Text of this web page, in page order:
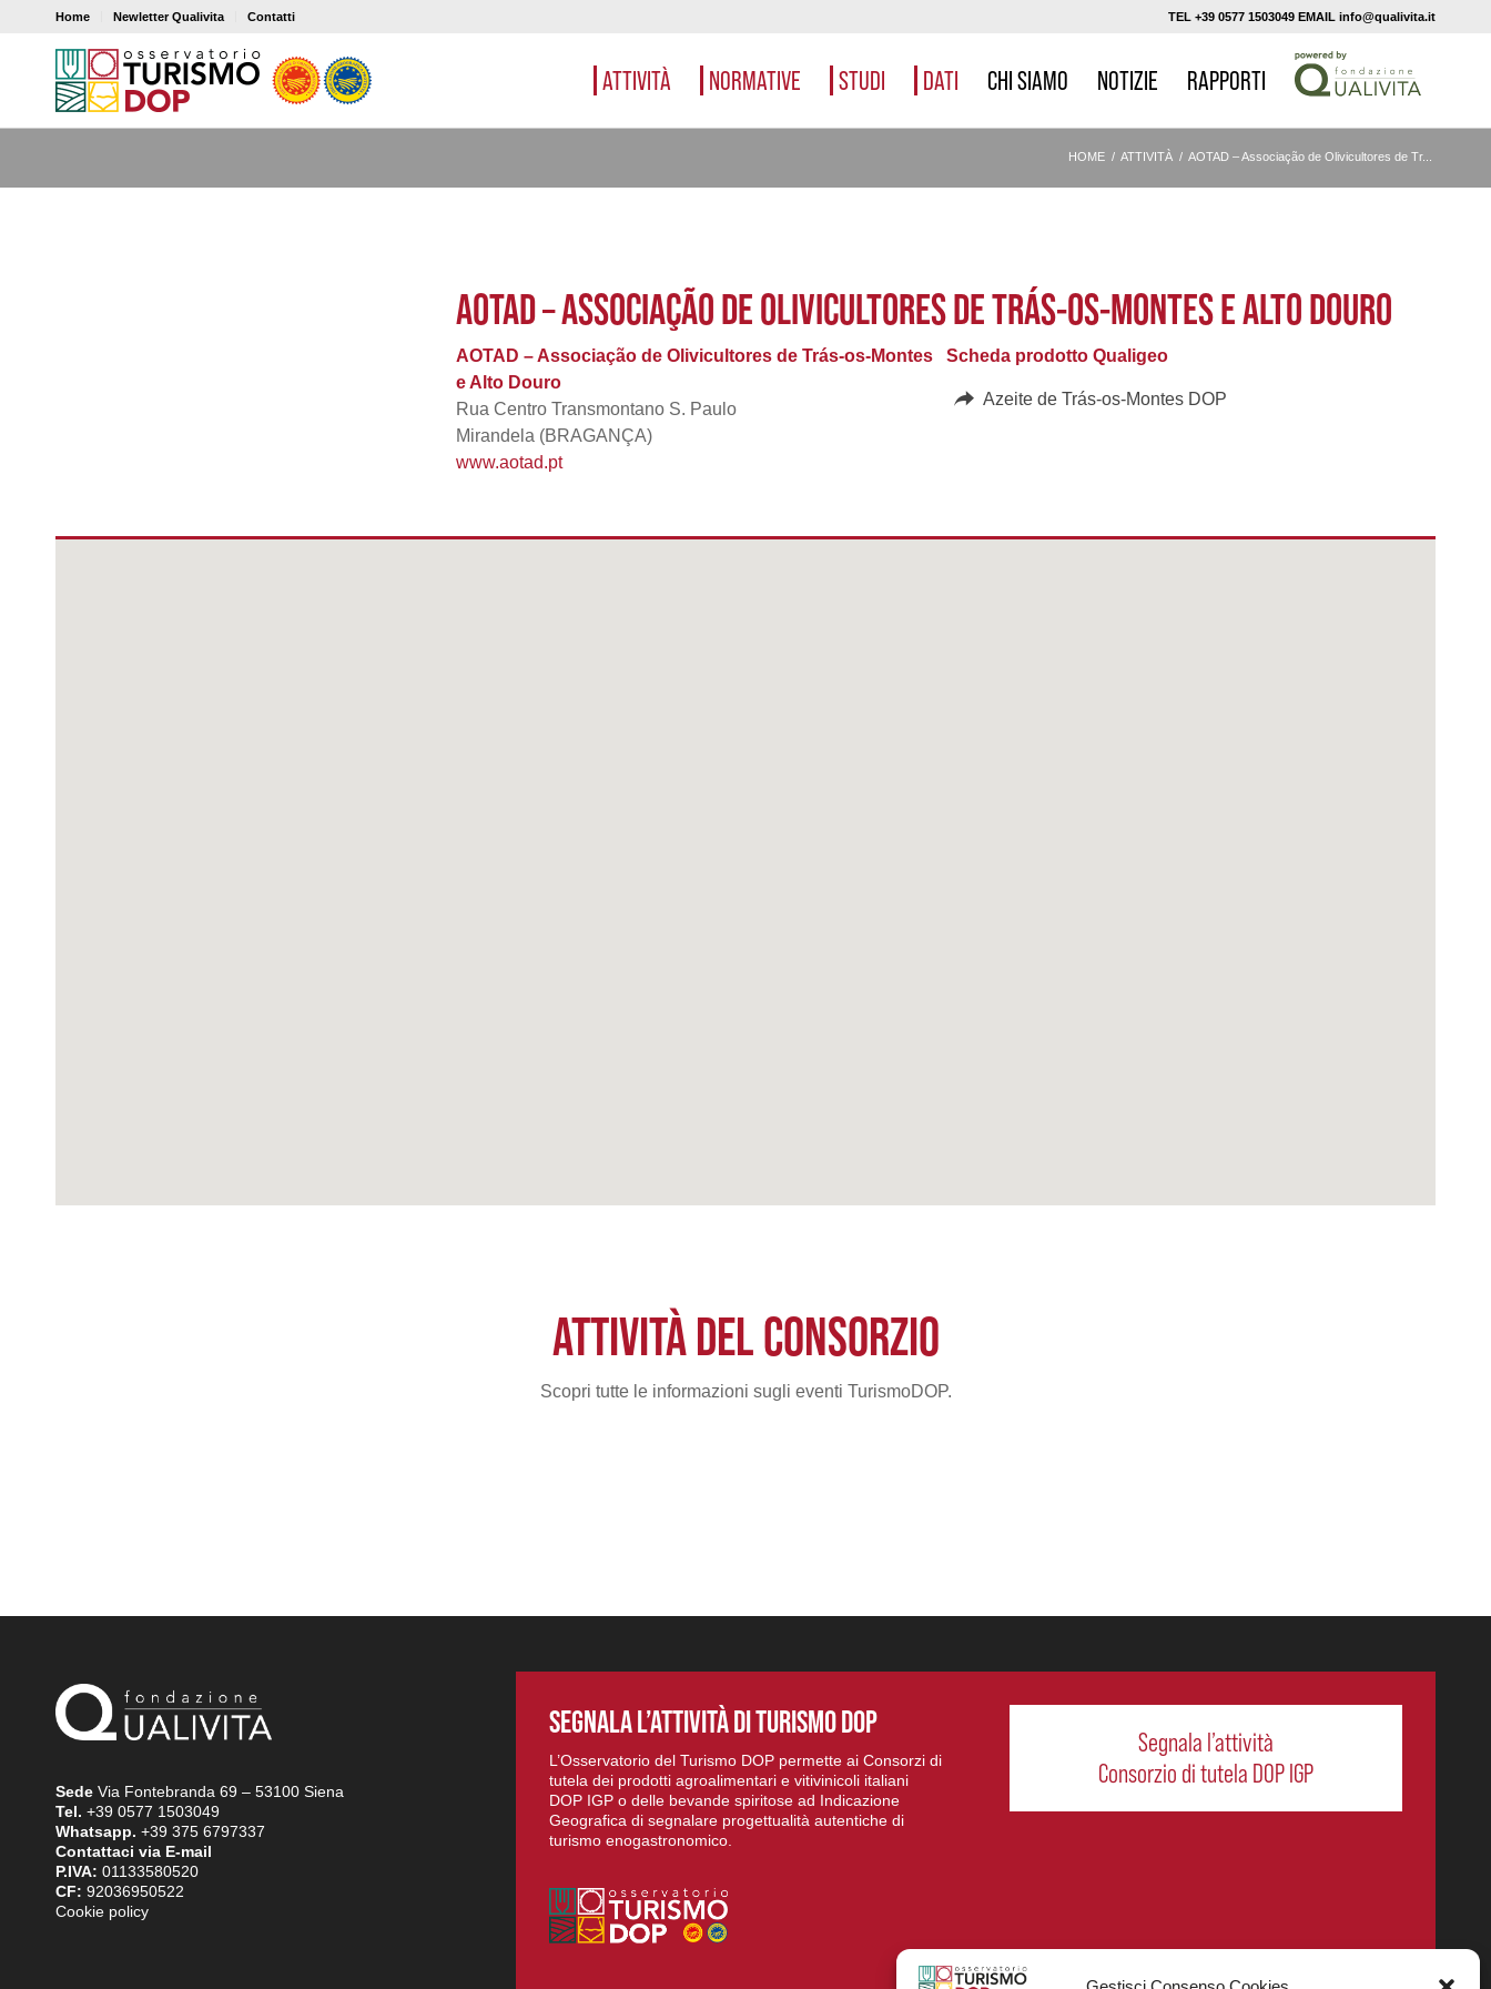
Home Newletter Qualivita Contatti TEL +39 0577 1503049 EMAIL info@qualivita.it
ATTIVITÀ NORMATIVE STUDI DATI CHI SIAMO NOTIZIE RAPPORTI
HOME / ATTIVITÀ / AOTAD – Associação de Olivicultores de Tr...
AOTAD – ASSOCIAÇÃO DE OLIVICULTORES DE TRÁS-OS-MONTES E ALTO DOURO
AOTAD – Associação de Olivicultores de Trás-os-Montes
e Alto Douro
Rua Centro Transmontano S. Paulo
Mirandela (BRAGANÇA)
www.aotad.pt
Scheda prodotto Qualigeo
Azeite de Trás-os-Montes DOP
ATTIVITÀ DEL CONSORZIO
Scopri tutte le informazioni sugli eventi TurismoDOP.
Sede Via Fontebranda 69 – 53100 Siena
Tel. +39 0577 1503049
Whatsapp. +39 375 6797337
Contattaci via E-mail
P.IVA: 01133580520
CF: 92036950522
Cookie policy
SEGNALA L’ATTIVITÀ DI TURISMO DOP
L’Osservatorio del Turismo DOP permette ai Consorzi di
tutela dei prodotti agroalimentari e vitivinicoli italiani
DOP IGP o delle bevande spiritose ad Indicazione
Geografica di segnalare progettualità autentiche di
turismo enogastronomico.
Segnala l’attività
Consorzio di tutela DOP IGP